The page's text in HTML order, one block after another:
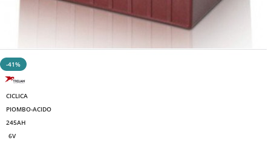
-41%
CICLICA
PIOMBO-ACIDO
245AH
6V